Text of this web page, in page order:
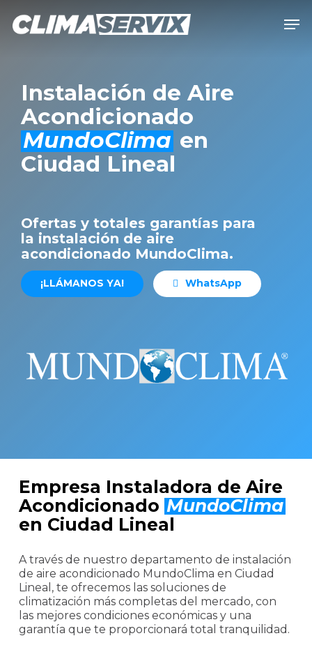
Instalación de Aire
Acondicionado
MundoClima en
Ciudad Lineal
Ofertas y totales garantías para
la instalación de aire
acondicionado MundoClima.
¡LLÁMANOS YA! WhatsApp
Empresa Instaladora de Aire
Acondicionado MundoClima
en Ciudad Lineal
A través de nuestro departamento de instalación
de aire acondicionado MundoClima en Ciudad
Lineal, te ofrecemos las soluciones de
climatización más completas del mercado, con
las mejores condiciones económicas y una
garantía que te proporcionará total tranquilidad.